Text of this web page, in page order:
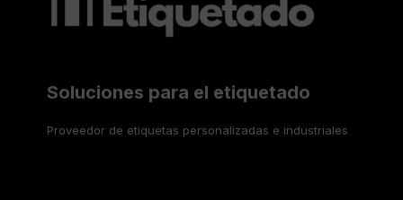
Soluciones para el etiquetado
Proveedor de etiquetas personalizadas e industriales